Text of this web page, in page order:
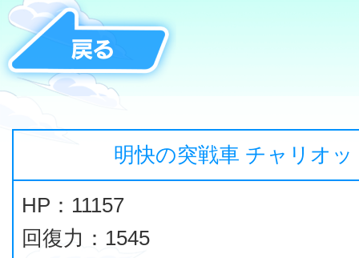
明快の突戦車 チャリオッ
HP：11157
回復力：1545